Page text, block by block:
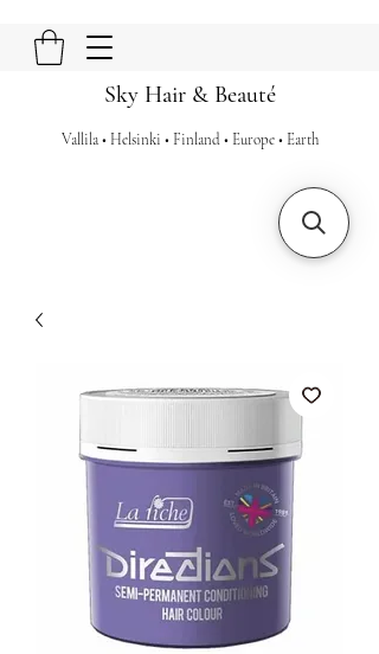
Sky Hair & Beauté
Vallila • Helsinki • Finland • Europe • Earth